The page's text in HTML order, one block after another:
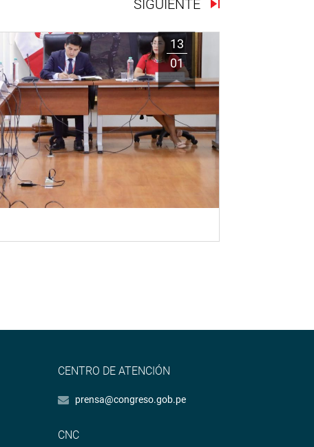
SIGUIENTE
13
01
CENTRO DE ATENCIÓN
prensa@congreso.gob.pe
CNC